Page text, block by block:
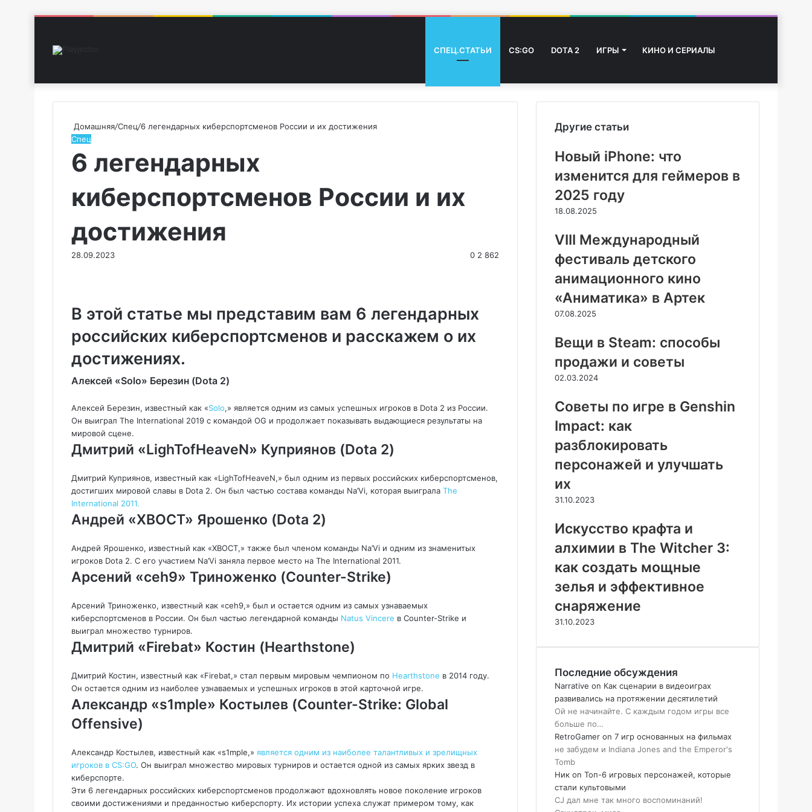
СПЕЦ.СТАТЬИ CS:GO DOTA 2 ИГРЫ КИНО И СЕРИАЛЫ
Домашняя/Спец/6 легендарных киберспортсменов России и их достижения
Спец
6 легендарных
киберспортсменов России и их
достижения
28.09.2023 0 2 862
e
b
o
o
k
t
t
e
r
k
e
d
I
n
В этой статье мы представим вам 6 легендарных
российских киберспортсменов и расскажем о их
достижениях.
Алексей «Solo» Березин (Dota 2)
Алексей Березин, известный как «Solo,» является одним из самых успешных игроков в Dota 2 из России.
Он выиграл The International 2019 с командой OG и продолжает показывать выдающиеся результаты на
мировой сцене.
Дмитрий «LighTofHeaveN» Куприянов (Dota 2)
Дмитрий Куприянов, известный как «LighTofHeaveN,» был одним из первых российских киберспортсменов,
достигших мировой славы в Dota 2. Он был частью состава команды Na’Vi, которая выиграла The
International 2011.
Андрей «XBOCT» Ярошенко (Dota 2)
Андрей Ярошенко, известный как «XBOCT,» также был членом команды Na’Vi и одним из знаменитых
игроков Dota 2. С его участием Na’Vi заняла первое место на The International 2011.
Арсений «ceh9» Триноженко (Counter-Strike)
Арсений Триноженко, известный как «ceh9,» был и остается одним из самых узнаваемых
киберспортсменов в России. Он был частью легендарной команды Natus Vincere в Counter-Strike и
выиграл множество турниров.
Дмитрий «Firebat» Костин (Hearthstone)
Дмитрий Костин, известный как «Firebat,» стал первым мировым чемпионом по Hearthstone в 2014 году.
Он остается одним из наиболее узнаваемых и успешных игроков в этой карточной игре.
Александр «s1mple» Костылев (Counter-Strike: Global
Offensive)
Александр Костылев, известный как «s1mple,» является одним из наиболее талантливых и зрелищных
игроков в CS:GO. Он выиграл множество мировых турниров и остается одной из самых ярких звезд в
киберспорте.
Эти 6 легендарных российских киберспортсменов продолжают вдохновлять новое поколение игроков
своими достижениями и преданностью киберспорту. Их истории успеха служат примером тому, как
Другие статьи
Новый iPhone: что
изменится для геймеров в
2025 году
18.08.2025
VIII Международный
фестиваль детского
анимационного кино
«Аниматика» в Артек
07.08.2025
Вещи в Steam: способы
продажи и советы
02.03.2024
Советы по игре в Genshin
Impact: как
разблокировать
персонажей и улучшать
их
31.10.2023
Искусство крафта и
алхимии в The Witcher 3:
как создать мощные
зелья и эффективное
снаряжение
31.10.2023
Последние обсуждения
Narrative on Как сценарии в видеоиграх
развивались на протяжении десятилетий
Ой не начинайте. С каждым годом игры все
больше по…
RetroGamer on 7 игр основанных на фильмах
не забудем и Indiana Jones and the Emperor's
Tomb
Ник on Топ-6 игровых персонажей, которые
стали культовыми
CJ дал мне так много воспоминаний!